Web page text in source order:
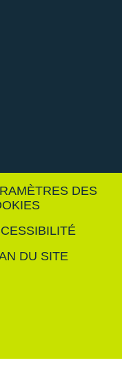
DES
DU SITE